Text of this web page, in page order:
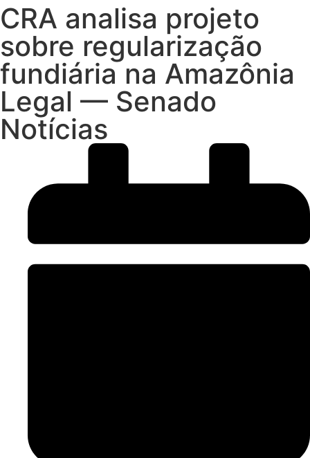
CRA analisa projeto
sobre regularização
fundiária na Amazônia
Legal — Senado
Notícias